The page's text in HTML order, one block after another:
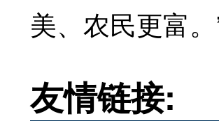
美、农民更富
友情链接: